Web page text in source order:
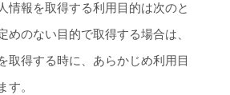
情報を取得する利用目的は次のと
めのない目的で取得する場合は、
取得する時に、あらかじめ利用目
す。